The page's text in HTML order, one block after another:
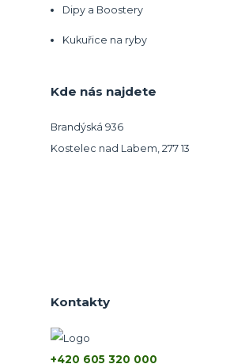
Dipy a Boostery
Kukuřice na ryby
Kde nás najdete
Brandýská 936
Kostelec nad Labem, 277 13
Kontakty
+420 605 320 000